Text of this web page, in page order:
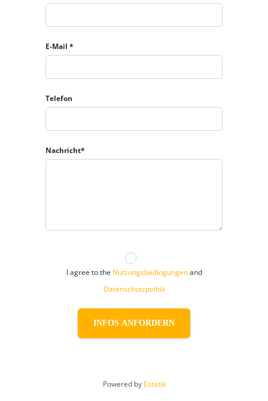
E-Mail *
Telefon
Nachricht*
I agree to the Nutzungsbedingungenand
Datenschutzpolitik
INFOS ANFORDERN
Powered by Estatik